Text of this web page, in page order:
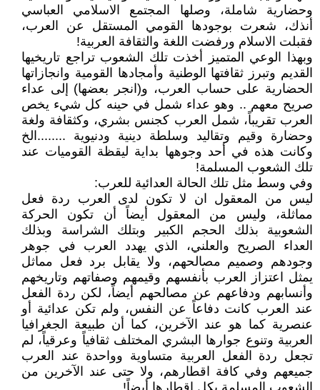
وحضارية شاملة، وصلها المجتمع الاسلامي العباسي
أنذك، شعرت بوجودها القومي المستقل عن العرب،
فقبلت الاسلام ورفضت اللغة والثقافة العربية!
وبهذا الوعي المتميز أخذت تلك الشعوب تراجع تاريخيها
القديم وتبرز ثقافتها الوطنية وأمجادها القومية وانجازاتها
الحضارية على حساب العرب، و(انجر بعضها) إلى عداء
صريح معهم .. وهو عداء شمل في حينه كل شيء يخص
العرب تقريباً، شمل العرب كجنس بشري، وكثقافة ولغة
وحضارة وقيم وتقاليد وسلطة دينية ودنيوية ........الخ
وكانت هذه في أحد وجوهها بداية ليقظة القوميات عند
تلك الشعوب المسلمة!
وفي وسط مثل تلك الحالة العدائية للعرب:
ليس من المعقول ان لا تكون لدى العرب ردة فعل
مماثلة، وليس من المعقول أيضاً أن تكون الحركة
الشعوبية بذلك الحجم الكبير وبتلك الشراسة وبذلك
العداء الصريح والعلني، الذي يهدد العرب في جوهر
وجودهم وصميم مصالحهم، ولا يقابل برد فعل مماثل
يمثل اعتزاز العرب بأنفسهم وقيمهم وصفاتهم وتاريخهم
وأنسابهم ودفاعهم عن مصالحهم أيضاً، لكن ردة الفعل
عند العرب كانت دفاعاً عن النفس، ولم تكن عدائية أو
عنصرية كما هو عند الآخرين، كما أن طبيعة الجغرافيا
العربية وتنوع جوارها البشري المختلف ثقافياً وعرقياً، لم
تجعل ردة الفعل العربية متساوية وواحدة عند العرب
جميعهم وفي كافة اقطارهم، ولا حتى عند الآخرين من